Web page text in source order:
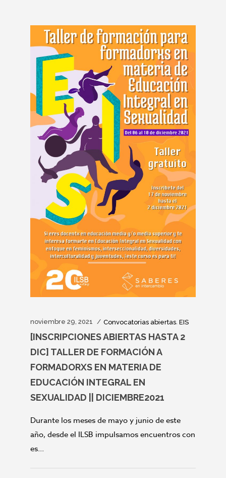
noviembre 29, 2021 Convocatorias abiertas, EIS
[INSCRIPCIONES ABIERTAS HASTA 2
DIC] TALLER DE FORMACIÓN A
FORMADORXS EN MATERIA DE
EDUCACIÓN INTEGRAL EN
SEXUALIDAD || DICIEMBRE2021
Durante los meses de mayo y junio de este
año, desde el ILSB impulsamos encuentros con
es...